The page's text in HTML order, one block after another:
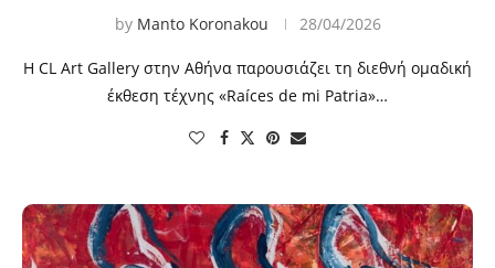
by Manto Koronakou 28/04/2026
Η CL Art Gallery στην Αθήνα παρουσιάζει τη διεθνή ομαδική
έκθεση τέχνης «Raíces de mi Patria»…